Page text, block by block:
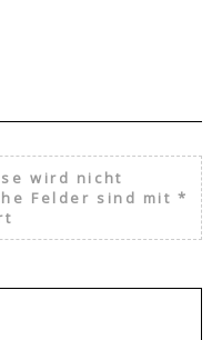
wird nicht
Felder sind mit*